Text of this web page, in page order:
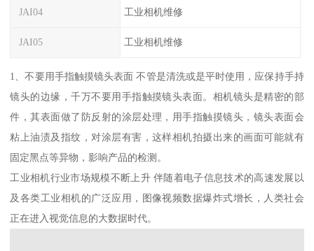
JAI04 工业相机维修
JAI05 工业相机维修
1、不要用手指触摸镜头表面 不管是清洗或是平时使用，应保持手持
镜头的边缘，千万不要用手指触摸镜头表面。相机镜头是精密的部
件，其表面做了防反射的涂层处理，用手指触摸镜头，镜头表面会
粘上油渍及指纹，对涂层有害，这样相机拍摄出来的画面可能就有
固定黑点等异物，影响产品的检测。
工业相机行业市场规模不断上升 伴随着电子信息技术的高速发展以
及各类工业相机的广泛应用，图像视频数据爆炸式增长，人类社会
正在进入视觉信息的大数据时代。